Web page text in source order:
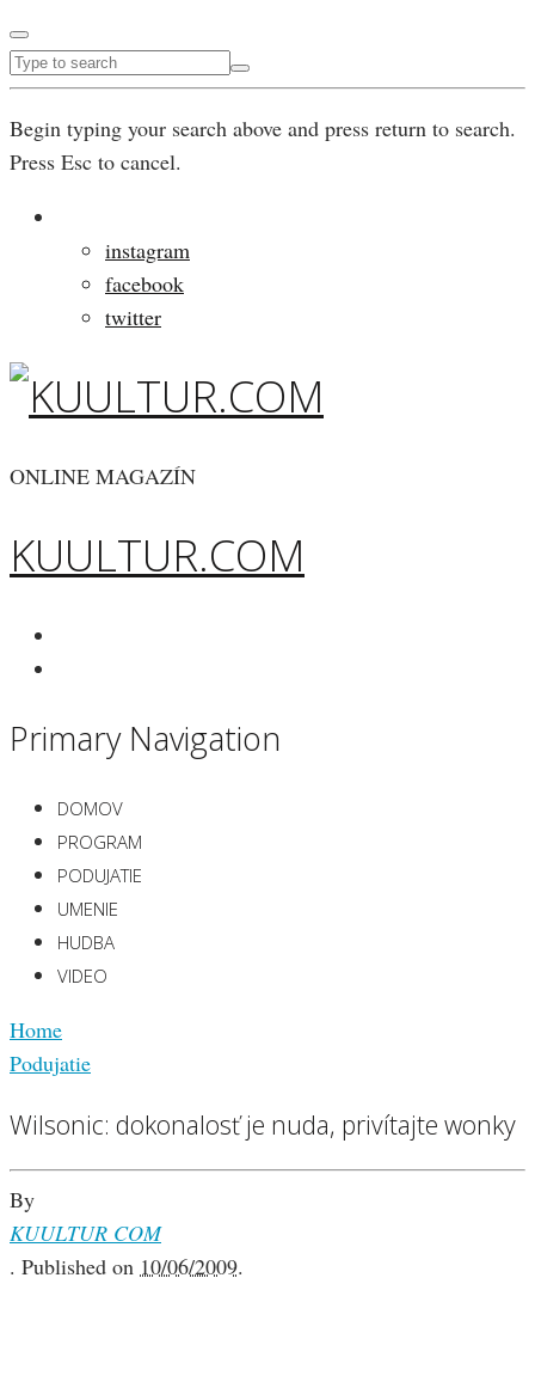
Begin typing your search above and press return to search.
Press Esc to cancel.
instagram
facebook
twitter
ONLINE MAGAZÍN
KUULTUR.COM
Primary Navigation
DOMOV
PROGRAM
PODUJATIE
UMENIE
HUDBA
VIDEO
Home
Podujatie
Wilsonic: dokonalosť je nuda, privítajte wonky
By
KUULTUR COM
. Published on 10/06/2009.